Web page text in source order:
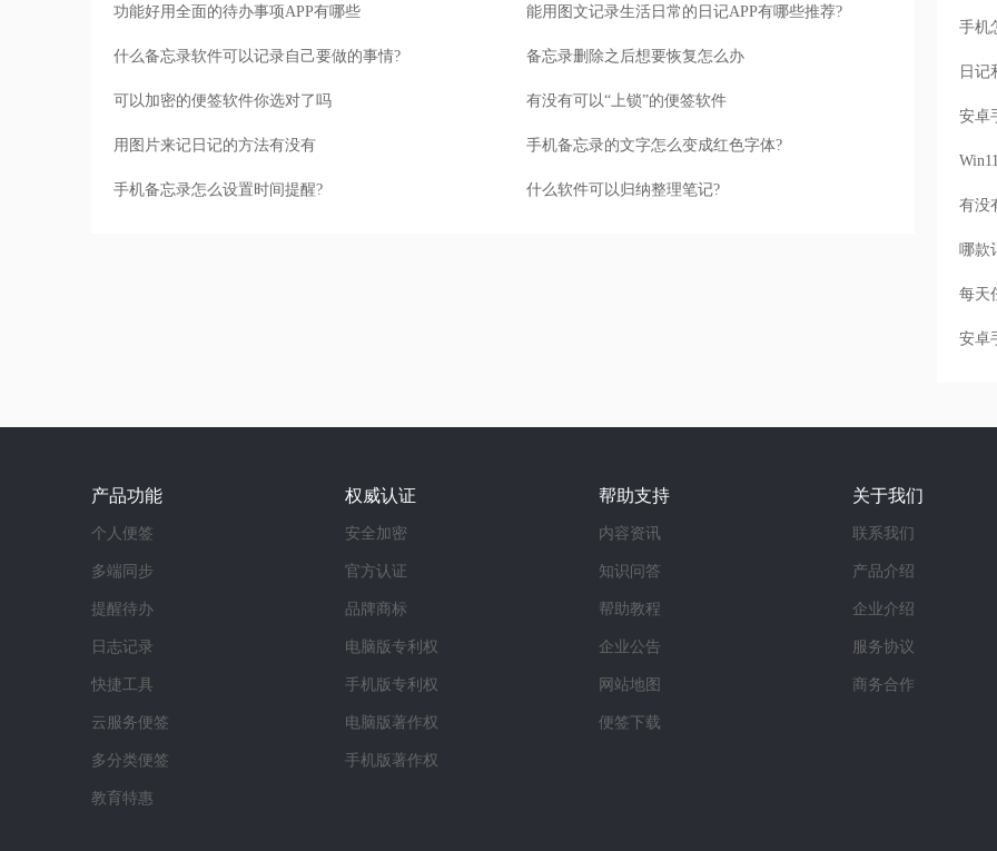
功能好用全面的待办事项APP有哪些 能用图文记录生活日常的日记APP有哪些推荐?
什么备忘录软件可以记录自己要做的事情? 备忘录删除之后想要恢复怎么办
可以加密的便签软件你选对了吗 有没有可以“上锁”的便签软件
用图片来记日记的方法有没有 手机备忘录的文字怎么变成红色字体?
手机备忘录怎么设置时间提醒? 什么软件可以归纳整理笔记?
手机
每天
安卓
产品功能
个人便签
多端同步
提醒待办
日志记录
快捷工具
云服务便签
多分类便签
教育特惠
权威认证
安全加密
官方认证
品牌商标
电脑版专利权
手机版专利权
电脑版著作权
手机版著作权
帮助支持
内容资讯
知识问答
帮助教程
企业公告
网站地图
便签下载
关于我们
联系我们
产品介绍
企业介绍
服务协议
商务合作